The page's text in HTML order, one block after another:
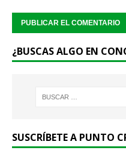
¿BUSCAS ALGO EN
SUSCRÍBETE A PUNTO